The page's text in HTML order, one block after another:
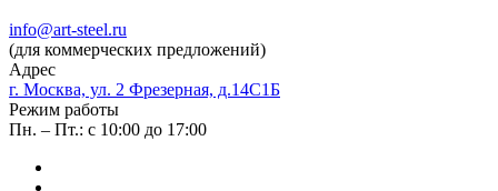
info@art-steel.ru
(для коммерческих предложений)
Адрес
г. Москва, ул. 2 Фрезерная, д.14С1Б
Режим работы
Пн. – Пт.: с 10:00 до 17:00